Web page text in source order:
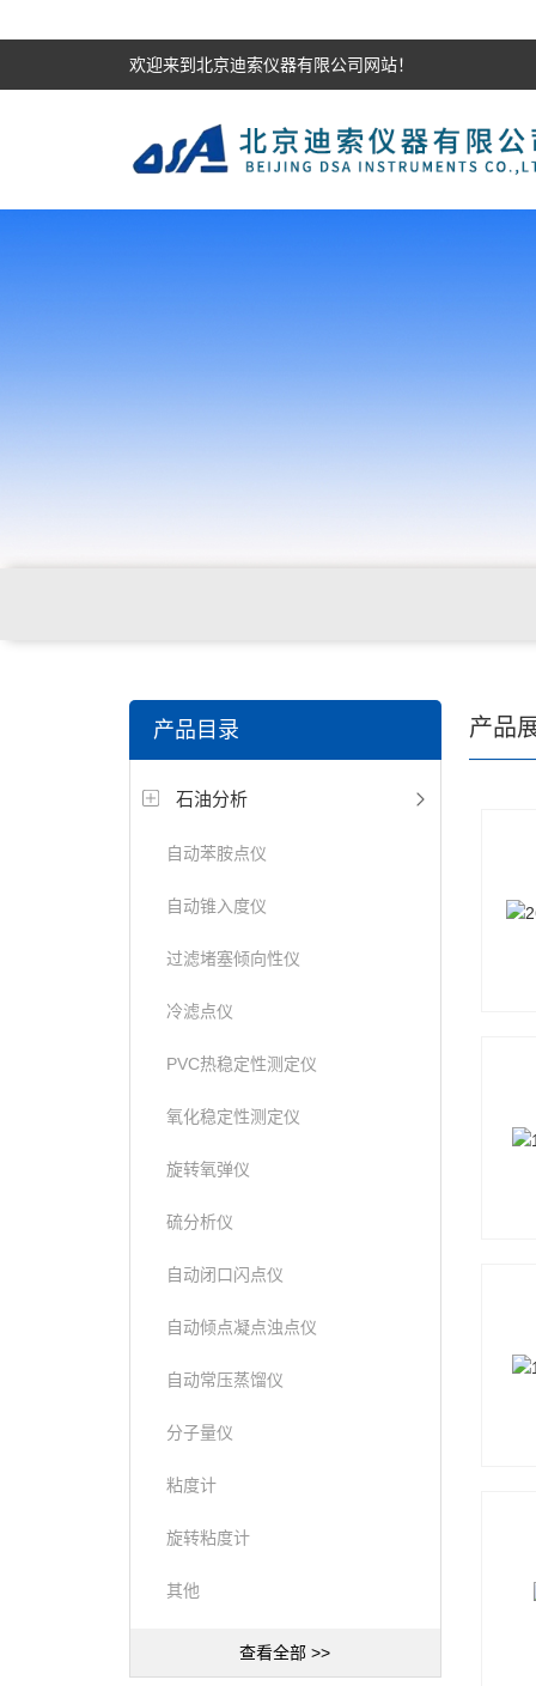
欢迎来到北京迪索仪器有限公司网站！
产品目录
石油分析
自动苯胺点仪
自动锥入度仪
过滤堵塞倾向性仪
冷滤点仪
PVC热稳定性测定仪
氧化稳定性测定仪
旋转氧弹仪
硫分析仪
自动闭口闪点仪
自动倾点凝点浊点仪
自动常压蒸馏仪
分子量仪
粘度计
旋转粘度计
其他
查看全部 >>
产品